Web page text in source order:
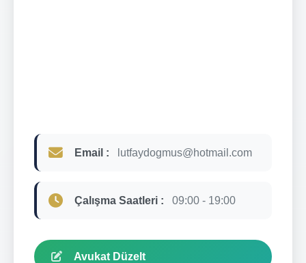
Email : lutfaydogmus@hotmail.com
Çalışma Saatleri : 09:00 - 19:00
Avukat Düzelt